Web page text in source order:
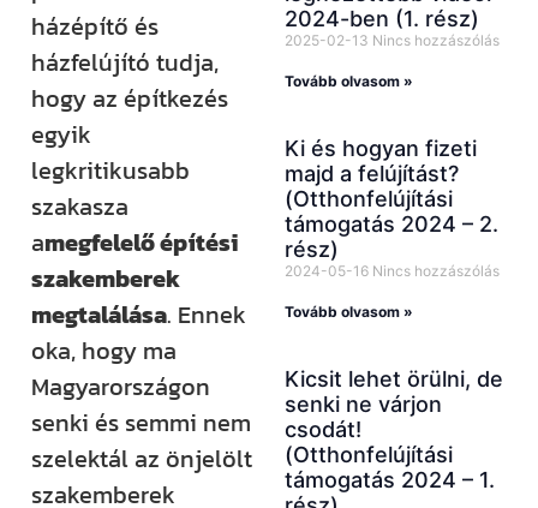
házépítő és
házfelújító tudja,
hogy az építkezés
egyik
legkritikusabb
szakasza
amegfelelő építési
szakemberek
megtalálása. Ennek
oka, hogy ma
Magyarországon
senki és semmi nem
szelektál az önjelölt
szakemberek
2024-ben (1. rész)
2025-02-13 Nincs hozzászólás
Tovább olvasom »
Ki és hogyan fizeti
majd a felújítást?
(Otthonfelújítási
támogatás 2024 – 2.
rész)
2024-05-16 Nincs hozzászólás
Tovább olvasom »
Kicsit lehet örülni, de
senki ne várjon
csodát!
(Otthonfelújítási
támogatás 2024 – 1.